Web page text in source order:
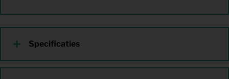
Specificaties